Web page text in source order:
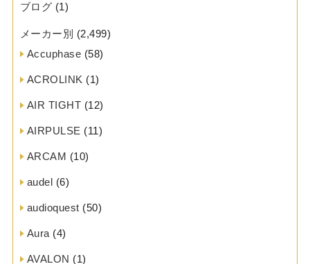
ブログ (1)
メーカー別 (2,499)
Accuphase (58)
ACROLINK (1)
AIR TIGHT (12)
AIRPULSE (11)
ARCAM (10)
audel (6)
audioquest (50)
Aura (4)
AVALON (1)